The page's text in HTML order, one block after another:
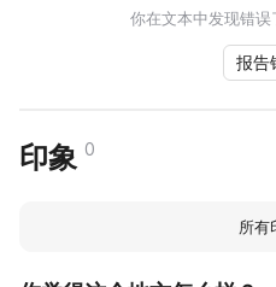
你在文本中发现错
报告
印象 0
所有